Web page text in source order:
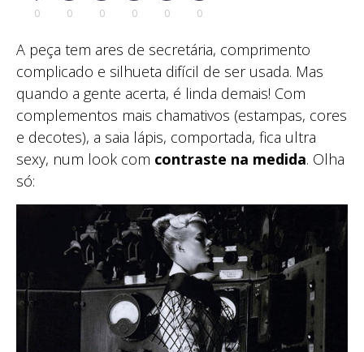
0 0 0 0 0 0
A peça tem ares de secretária, comprimento
complicado e silhueta difícil de ser usada. Mas
quando a gente acerta, é linda demais! Com
complementos mais chamativos (estampas, cores
e decotes), a saia lápis, comportada, fica ultra
sexy, num look com contraste na medida. Olha
só: